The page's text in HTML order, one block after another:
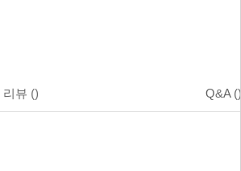
리뷰 () Q&A ()